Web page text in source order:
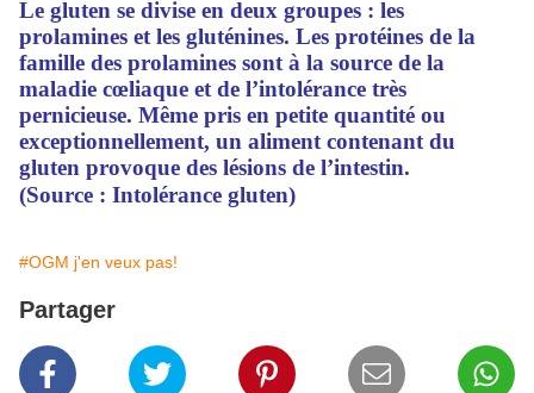
Le gluten se divise en deux groupes : les
prolamines et les gluténines. Les protéines de la
famille des prolamines sont à la source de la
maladie cœliaque et de l’intolérance très
pernicieuse. Même pris en petite quantité ou
exceptionnellement, un aliment contenant du
gluten provoque des lésions de l’intestin.
(Source : Intolérance gluten)
#OGM j'en veux pas!
Partager